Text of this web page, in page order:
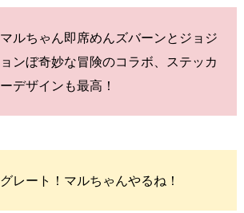
マルちゃん即席めんズバーンとジョジ
ョンぼ奇妙な冒険のコラボ、ステッカ
ーデザインも最高！
グレート！マルちゃんやるね！